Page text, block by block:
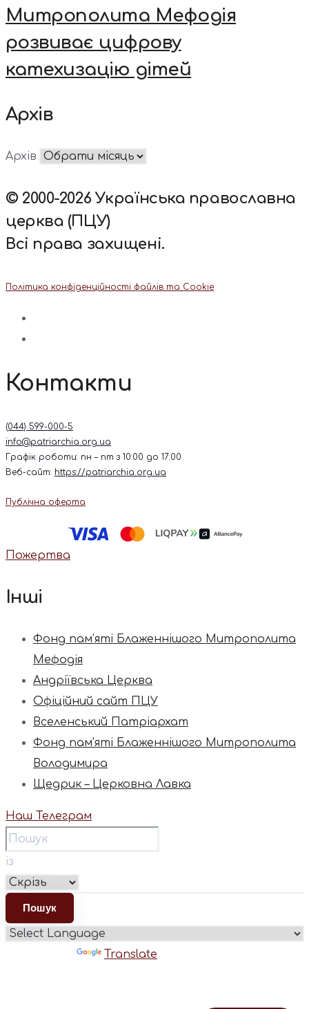
Митрополита Мефодія
розвиває цифрову
катехизацію дітей
Архів
Архів
© 2000-2026 Українська православна
церква (ПЦУ)
Всі права захищені.
Політика конфіденційності файлів та Cookie
Контакти
(044) 599-000-5
info@patriarchia.org.ua
Графік роботи: пн – пт з 10:00 до 17:00
Веб-сайт: https://patriarchia.org.ua
Публічна оферта
Пожертва
Інші
Фонд пам’яті Блаженнішого Митрополита
Мефодія
Андріївська Церква
Офіційний сайт ПЦУ
Вселенський Патріархат
Фонд пам’яті Блаженнішого Митрополита
Володимира
Щедрик – Церковна Лавка
Наш Телеграм
із
Translate